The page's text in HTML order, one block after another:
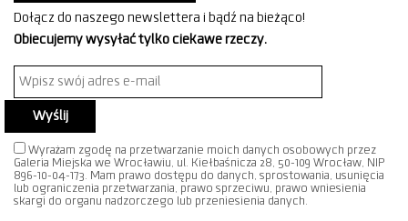
Dołącz do naszego newslettera i bądź na bieżąco!
Obiecujemy wysyłać tylko ciekawe rzeczy.
Wyrażam zgodę na przetwarzanie moich danych osobowych przez
Galeria Miejska we Wrocławiu, ul. Kiełbaśnicza 28, 50-109 Wrocław, NIP
896-10-04-173. Mam prawo dostępu do danych, sprostowania, usunięcia
lub ograniczenia przetwarzania, prawo sprzeciwu, prawo wniesienia
skargi do organu nadzorczego lub przeniesienia danych.